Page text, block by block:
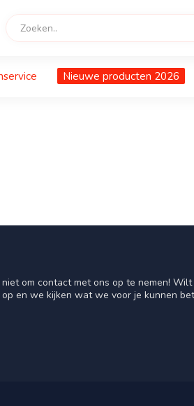
Nieuwe producten 2026
om contact met ons op te nemen! Wilt
en we kijken wat we voor je kunnen